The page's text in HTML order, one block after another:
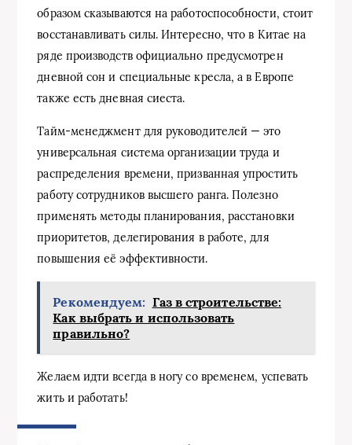
образом сказываются на работоспособности, стоит
восстанавливать силы. Интересно, что в Китае на
ряде производств официально предусмотрен
дневной сон и специальные кресла, а в Европе
также есть дневная сиеста.
Тайм-менеджмент для руководителей — это
универсальная система организации труда и
распределения времени, призванная упростить
работу сотрудников высшего ранга. Полезно
применять методы планирования, расстановки
приоритетов, делегирования в работе, для
повышения её эффективности.
Рекомендуем: Газ в строительстве:
Как выбрать и использовать
правильно?
Желаем идти всегда в ногу со временем, успевать
жить и работать!